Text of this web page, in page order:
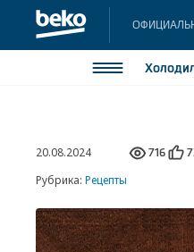
Стиральные и
Плиты
20.08.2024 716
Рубрика: Рецепты